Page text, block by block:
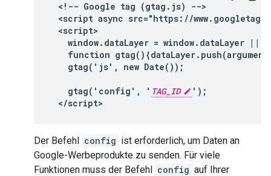
<!-- Google tag (gtag.js) -->
<script async src="https://
  <script>
window.dataLayer = window.dataLayer ||
function
    gtag('js', new Date());
    gtag('config', '
TAG_ID
');
  </script>
Der Befehl config ist erforderlich, um Daten an
Google-Werbeprodukte zu senden. Für viele
Funktionen muss der Befehl config auf Ihrer